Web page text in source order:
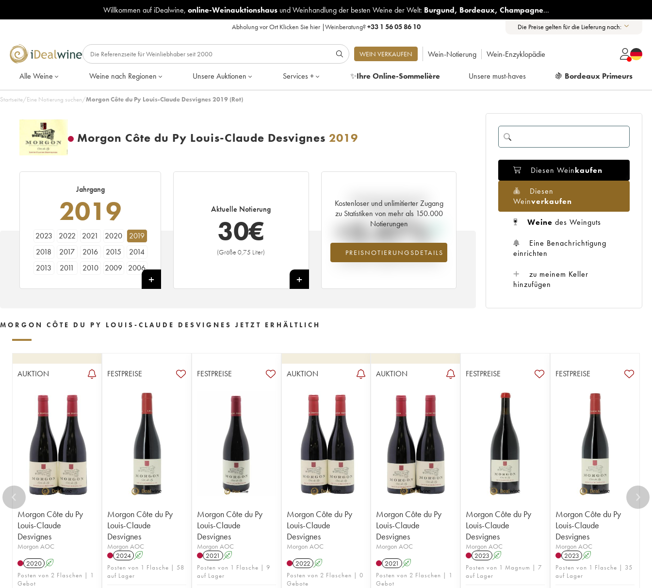
Willkommen auf iDealwine, online-Weinauktionshausund Weinhandlung der besten Weine der Welt: Burgund, Bordeaux, Champagne...
Abholung vor Ort Klicken Sie hier|Weinberatung?+33 1 56 05 86 10 Die Preise gelten für die Lieferung nach:
WEIN VERKAUFEN Wein-Notierung Wein-Enzyklopädie
Alle Weine Weine nach Regionen Unsere Auktionen Services + ✨Ihre Online-Sommelière Unsere must-haves 🍇 Bordeaux Primeurs
Startseite/Eine Notierung suchen/Morgon Côte du Py Louis-Claude Desvignes 2019 (Rot)
Morgon Côte du Py Louis-Claude Desvignes 2019
Jahrgang
2019
2023 2022 2021 2020
2019
2018
2017 2016 2015
2014
2013
2011 2010 2009
2006
Aktuelle Notierung
30€
(Größe 0,75 Liter)
+
Kostenloser und unlimitierter Zugang
zu Statistiken von mehr als 150.000
Notierungen
PREISNOTIERUNGSDETAILS
Aktuelle Entwicklung der
Preisnotierung
+3.47%
Preisanstiegs des Jahrgangs 2019 im
Jahr 2026 im Vergleich zum Jahr 2025
Diesen Weinkaufen
Diesen
Weinverkaufen
Weine des Weinguts
Eine Benachrichtigung
einrichten
zu meinem Keller
hinzufügen
MORGON CÔTE DU PY LOUIS-CLAUDE DESVIGNES JETZT ERHÄLTLICH
AUKTION
Morgon Côte du Py
Louis-Claude
Desvignes
Morgon AOC
2020 A
Posten von 2 Flaschen | 1
Gebot
FESTPREISE
Morgon Côte du Py
Louis-Claude
Desvignes
Morgon AOC
2024 A
Posten von 1 Flasche | 58
auf Lager
FESTPREISE
Morgon Côte du Py
Louis-Claude
Desvignes
Morgon AOC
2021 A
Posten von 1 Flasche | 9
auf Lager
AUKTION
Morgon Côte du Py
Louis-Claude
Desvignes
Morgon AOC
2022 A
Posten von 2 Flaschen | 0
Gebote
AUKTION
Morgon Côte du Py
Louis-Claude
Desvignes
Morgon AOC
2021
A
Posten von 2 Flaschen | 1
Gebot
FESTPREISE
Morgon Côte du Py
Louis-Claude
Desvignes
Morgon AOC
2023 A
Posten von 1 Magnum | 7
auf Lager
FESTPREISE
Morgon Côte du Py
Louis-Claude
Desvignes
Morgon AOC
2023 A
Posten von 1 Flasche | 35
auf Lager